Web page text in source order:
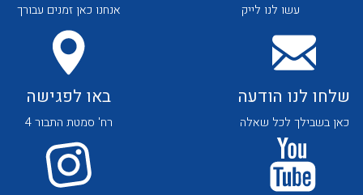
לכל מוצרי היצרן לכל מוצרי היצרן
עשו לנו לייק אנחנו כאן זמנים עבורך
שלחו לנו הודעה
כאן בשבילך לכל שאלה
באו לפגישה
רח' סמטת התבור 4